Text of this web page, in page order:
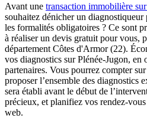
Avant une transaction immobilière
souhaitez dénicher un
les formalités obligatoires ? Ce sont
à réaliser un devis gratuit pour vous,
département Côtes d'Armor (22).
vos diagnostics sur Plénée-Jugon, en
partenaires. Vous pourrez compter
proposer l’ensemble des diagnostics
sera établi avant le début de
précieux, et planifiez vos rendez-
web.